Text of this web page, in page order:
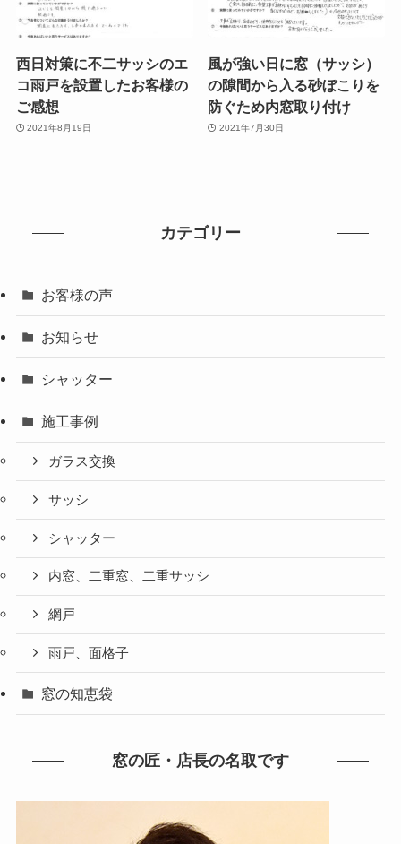
西日対策に不二サッシのエ
コ雨戸を設置したお客様の
ご感想
2021年8月19日
風が強い日に窓（サッシ）
の隙間から入る砂ぼこりを
防ぐため内窓取り付け
2021年7月30日
カテゴリー
お客様の声
お知らせ
シャッター
施工事例
ガラス交換
サッシ
シャッター
内窓、二重窓、二重サッシ
網戸
雨戸、面格子
窓の知恵袋
窓の匠・店長の名取です